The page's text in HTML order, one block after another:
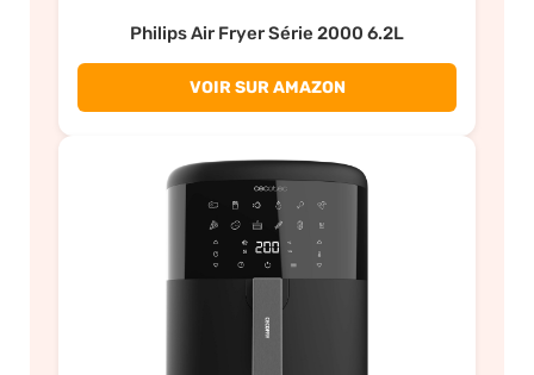
Philips Air Fryer Série 2000 6.2L
VOIR SUR AMAZON